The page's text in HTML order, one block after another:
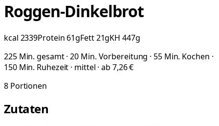
Roggen-Dinkelbrot
kcal 2339Protein 61gFett21gKH 447g
225 Min. gesamt · 20 Min. Vorbereitung · 55 Min. Kochen ·
150 Min. Ruhezeit · mittel · ab 7,26 €
8 Portionen
Zutaten